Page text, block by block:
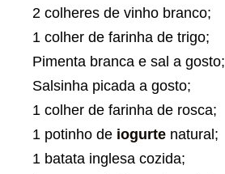
2 colheres de vinho branco;
1 colher de farinha de trigo;
Pimenta branca e sal a gosto;
Salsinha picada a gosto;
1 colher de farinha de rosca;
1 potinho de iogurte natural;
1 batata inglesa cozida;